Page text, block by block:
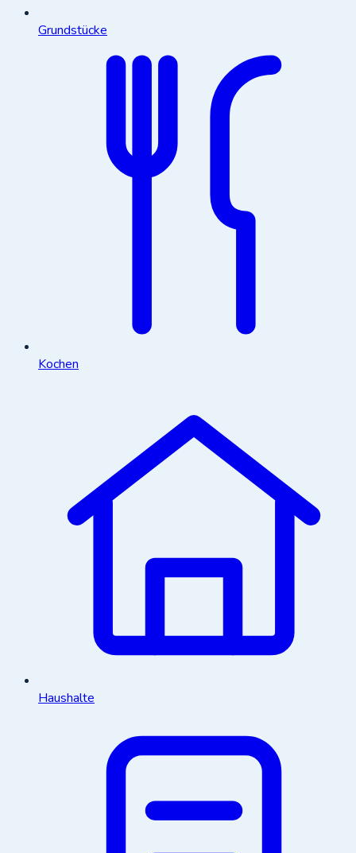
Grundstücke
Kochen
Haushalte